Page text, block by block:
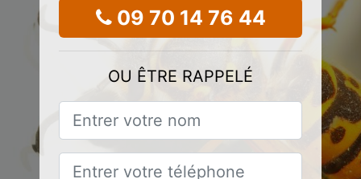
09 70 14 76 44
OU ÊTRE RAPPELÉ